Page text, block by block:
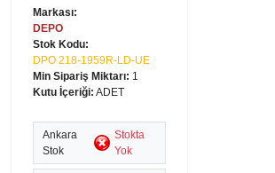
Markası:
DEPO
Stok Kodu:
DPO 218-1959R-LD-UE
Min Sipariş Miktarı: 1
Kutu İçeriği: ADET
Ankara
Stok
Stokta
Yok